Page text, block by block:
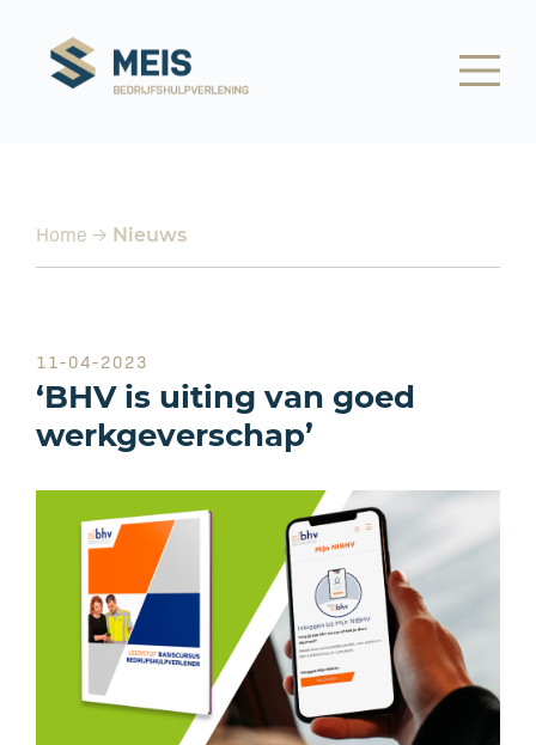
Home → Nieuws
11-04-2023
‘BHV is uiting van goed
werkgeverschap’